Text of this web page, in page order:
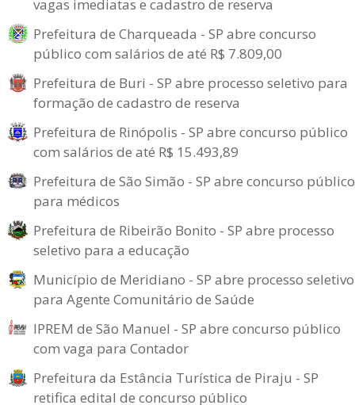
vagas imediatas e cadastro de reserva
Prefeitura de Charqueada - SP abre concurso
público com salários de até R$ 7.809,00
Prefeitura de Buri - SP abre processo seletivo para
formação de cadastro de reserva
Prefeitura de Rinópolis - SP abre concurso público
com salários de até R$ 15.493,89
Prefeitura de São Simão - SP abre concurso público
para médicos
Prefeitura de Ribeirão Bonito - SP abre processo
seletivo para a educação
Município de Meridiano - SP abre processo seletivo
para Agente Comunitário de Saúde
IPREM de São Manuel - SP abre concurso público
com vaga para Contador
Prefeitura da Estância Turística de Piraju - SP
retifica edital de concurso público